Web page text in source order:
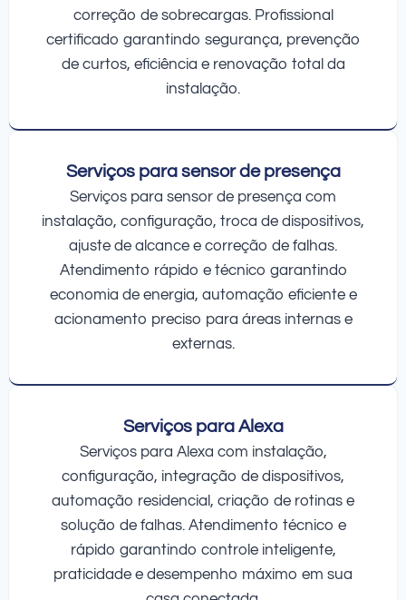
correção de sobrecargas. Profissional
certificado garantindo segurança, prevenção
de curtos, eficiência e renovação total da
instalação.
Serviços para sensor de presença
Serviços para sensor de presença com
instalação, configuração, troca de dispositivos,
ajuste de alcance e correção de falhas.
Atendimento rápido e técnico garantindo
economia de energia, automação eficiente e
acionamento preciso para áreas internas e
externas.
Serviços para Alexa
Serviços para Alexa com instalação,
configuração, integração de dispositivos,
automação residencial, criação de rotinas e
solução de falhas. Atendimento técnico e
rápido garantindo controle inteligente,
praticidade e desempenho máximo em sua